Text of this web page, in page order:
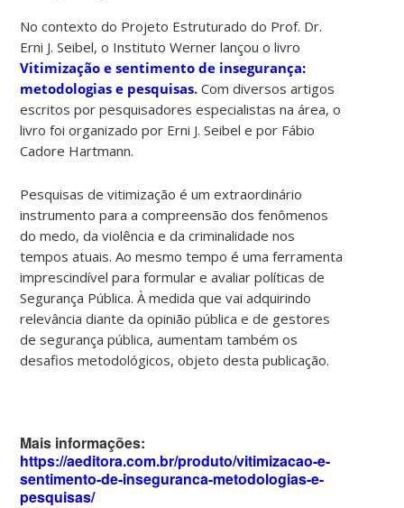
No contexto do Projeto Estruturado do Prof. Dr.
Erni J. Seibel, o Instituto Werner lançou o livro
Vitimização e sentimento de insegurança:
metodologias e pesquisas.Com diversos artigos
escritos por pesquisadores especialistas na área, o
livro foi organizado por Erni J. Seibel e por Fábio
Cadore Hartmann.
Pesquisas de vitimização é um extraordinário
instrumento para a compreensão dos fenômenos
do medo, da violência e da criminalidade nos
tempos atuais. Ao mesmo tempo é uma ferramenta
imprescindível para formular e avaliar políticas de
Segurança Pública. À medida que vai adquirindo
relevância diante da opinião pública e de gestores
de segurança pública, aumentam também os
desafios metodológicos, objeto desta publicação.
Mais informações:
https://aeditora.com.br/produto/vitimizacao-e-
sentimento-de-inseguranca-metodologias-e-
pesquisas/